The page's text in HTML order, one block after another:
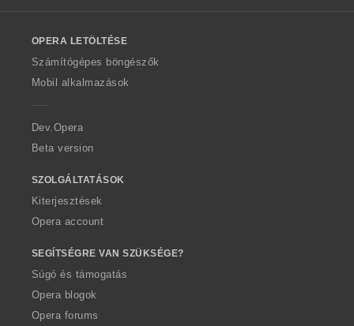
w
O
p
a
OPERA LETÖLTÉSE
Számítógépes böngészők
Mobil alkalmazások
Dev.Opera
Beta version
SZOLGÁLTATÁSOK
Kiterjesztések
Opera account
SEGÍTSÉGRE VAN SZÜKSÉGE?
Súgó és támogatás
Opera blogok
Opera forums